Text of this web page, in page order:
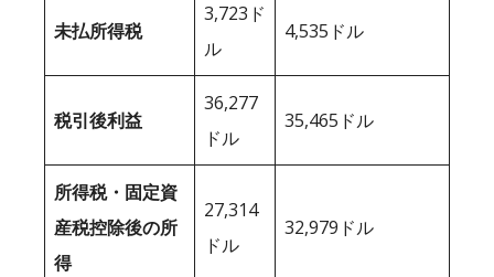
未払所得税
3,723ド
ル
4,535ドル
税引後利益
36,277
ドル
35,465ドル
所得税・固定資
産税控除後の所
得
27,314
ドル
32,979ドル